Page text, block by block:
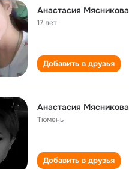
Анастасия Мясникова
17 лет
Добавить в друзья
Анастасия Мясникова
Тюмень
Добавить в друзья